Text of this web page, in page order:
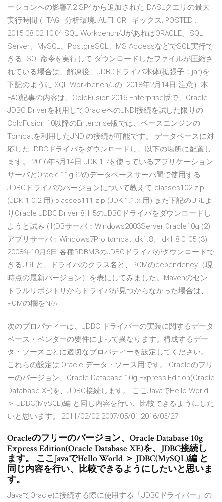
ーションへの影響7.2 SP4から追加された"DASLクエリの最大
実行時間"( TAG : 分析環境; AUTHOR : ギックス; POSTED :
2015.08.02 10:04 SQL Workbench/JがあればORACLE、SQL
Server、MySQL、PostgreSQL、MS AccessなどでSQL実行で
きる. SQL命令を実行して ダウンロードしたファイルが圧縮さ
れている場合は、解凍後、JDBCドライバ本体(拡張子：jar)を
下記のように SQL Workbench/Jの 2018年2月14日 注意）本
FAQ記事の内容は、ColdFusion 2016 Enterprise版で、Oracle
JDBC Driverを利用してOracleへのJNDI接続を試した限りの
ColdFusion 10以降のEnterprise版では、ベースエンジンの
Tomcatを利用したJNDIの接続が可能です。 データベースに対
応したJDBCドライバをダウンロードし、以下の場所に配置し
ます。 2016年3月14日 JDK 1.7を使っているアプリケーション
サーバとOracle 11gR2のデータベースサーバ間で使用する
JDBCドライバのバージョンについて教えて classes102.zip
(JDK 1.0.2 用) classes111.zip (JDK 1.1.x 用) また下記のURLよ
りOracle JDBC Driver 8.1.5のJDBCドライバをダウンロードし
ようと試み (1)DBサーバ：Windows2003Server Oracle10g (2)
アプリサーバ：Windows7Pro tomcat jdk1.8、jdk1.8.0_05 (3)
2008年10月6日 各種RDBMSのJDBCドライバがダウンロードで
きるURLと、ドライバのクラス名と、POMのdependency（現
時点の最新バージョン）を表にしてみました。Mavenのセン
トラルリポジトリからドライバが見つからなかった場合は、
POMの欄をN/A
次のプロパティーは、JDBC ドライバーの実装に関するデータ
ベース・ベンダーの要件によって異なります。構成するデー
タ・ソースごとに適切なプロパティーを設定してください。
これらの設定は Oracle データ・ソース用です。 Oracleのフリ
ーのバージョン、Oracle Database 10g Express Edition(Oracle
Database XE)を、JDBC接続します。 ここJavaでHello World
＞ JDBC(MySQL)編 と同じ内容を行い、比較できるようにした
いと思います。 2011/02/02 2007/05/01 2016/05/27
Oracleのフリーのバージョン、Oracle Database 10g
Express Edition(Oracle Database XE)を、JDBC接続し
ます。 ここJavaでHello World ＞ JDBC(MySQL)編 と
同じ内容を行い、比較できるようにしたいと思いま
す。
JavaでOracleに接続する際に使用する「JDBCドライバー」の